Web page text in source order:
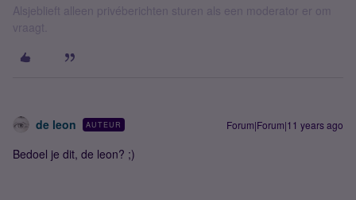
Alsjeblieft alleen privéberichten sturen als een moderator er om
vraagt.
de leon AUTEUR Forum|Forum|11 years ago
Bedoel je dit, de leon? ;)